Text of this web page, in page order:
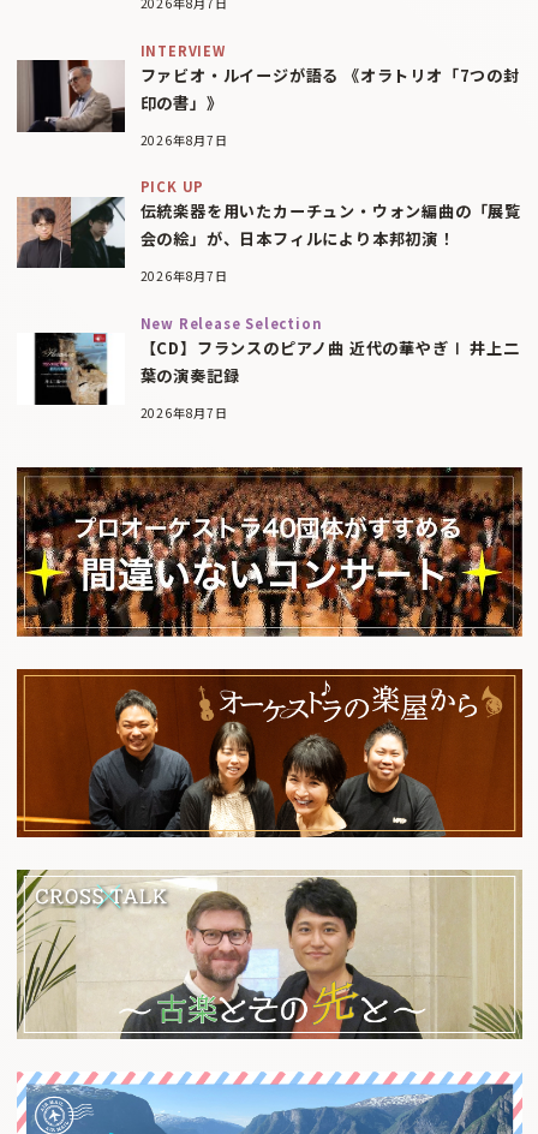
INTERVIEW
ファビオ・ルイージが語る 《オラトリオ「7つの封
印の書」》
2026年8月7日
PICK UP
伝統楽器を用いたカーチュン・ウォン編曲の「展覧
会の絵」が、日本フィルにより本邦初演！
2026年8月7日
New Release Selection
【CD】フランスのピアノ曲 近代の華やぎⅠ 井上二
葉の演奏記録
2026年8月7日